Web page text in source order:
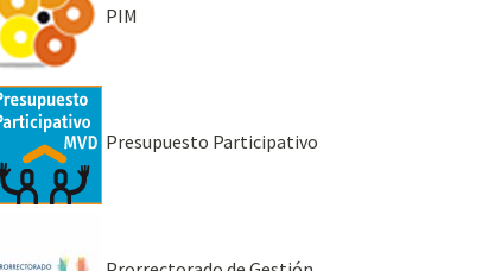
PIM
Presupuesto Participativo